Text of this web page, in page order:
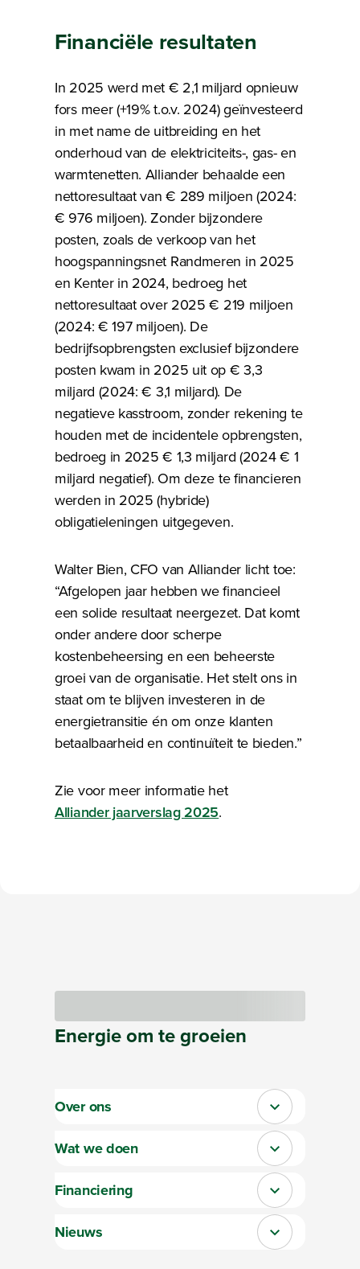
Financiële resultaten
In 2025 werd met € 2,1 miljard opnieuw
fors meer (+19% t.o.v. 2024) geïnvesteerd
in met name de uitbreiding en het
onderhoud van de elektriciteits-, gas- en
warmtenetten. Alliander behaalde een
nettoresultaat van € 289 miljoen (2024:
€ 976 miljoen). Zonder bijzondere
posten, zoals de verkoop van het
hoogspanningsnet Randmeren in 2025
en Kenter in 2024, bedroeg het
nettoresultaat over 2025 € 219 miljoen
(2024: € 197 miljoen). De
bedrijfsopbrengsten exclusief bijzondere
posten kwam in 2025 uit op € 3,3
miljard (2024: € 3,1 miljard). De
negatieve kasstroom, zonder rekening te
houden met de incidentele opbrengsten,
bedroeg in 2025 € 1,3 miljard (2024 € 1
miljard negatief). Om deze te financieren
werden in 2025 (hybride)
obligatieleningen uitgegeven.
Walter Bien, CFO van Alliander licht toe:
“Afgelopen jaar hebben we financieel
een solide resultaat neergezet. Dat komt
onder andere door scherpe
kostenbeheersing en een beheerste
groei van de organisatie. Het stelt ons in
staat om te blijven investeren in de
energietransitie én om onze klanten
betaalbaarheid en continuïteit te bieden.”
Zie voor meer informatie het
Alliander jaarverslag 2025.
Energieom tegroeien
Over ons Sluit section-0
Wat we doen Sluit section-1
Financiering Sluit section-2
Nieuws Sluit section-3